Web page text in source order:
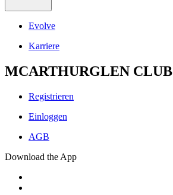
Evolve
Karriere
MCARTHURGLEN CLUB
Registrieren
Einloggen
AGB
Download the App